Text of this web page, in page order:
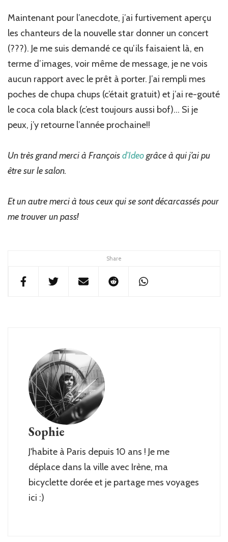
Share
Maintenant pour l’anecdote, j’ai furtivement aperçu
les chanteurs de la nouvelle star donner un concert
(???). Je me suis demandé ce qu’ils faisaient là, en
terme d’images, voir même de message, je ne vois
aucun rapport avec le prêt à porter. J’ai rempli mes
poches de chupa chups (c’était gratuit) et j’ai re-gouté
le coca cola black (c’est toujours aussi bof)… Si je
peux, j’y retourne l’année prochaine!!
Un très grand merci à Françoisd’Ideogrâce à qui j’ai pu
être sur le salon.
Et un autre merci à tous ceux qui se sont décarcassés pour
me trouver un pass!
Sophie
J'habite à Paris depuis 10 ans ! Je me
déplace dans la ville avec Irène, ma
bicyclette dorée et je partage mes voyages
ici :)